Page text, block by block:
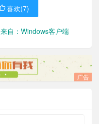
喜欢(7)
来自：Windows客户端
广告